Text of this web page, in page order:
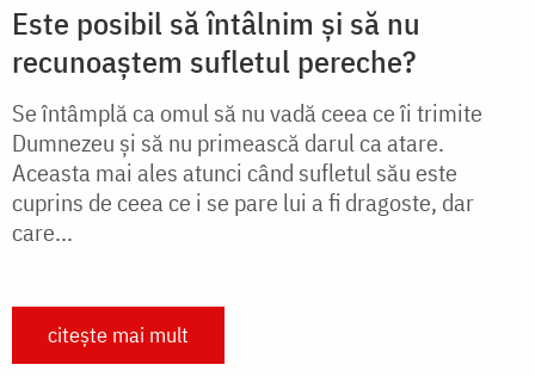
Este posibil să întâlnim și să nu
recunoaștem sufletul pereche?
Se întâmplă ca omul să nu vadă ceea ce îi trimite
Dumnezeu și să nu primească darul ca atare.
Aceasta mai ales atunci când sufletul său este
cuprins de ceea ce i se pare lui a fi dragoste, dar
care...
citește mai mult